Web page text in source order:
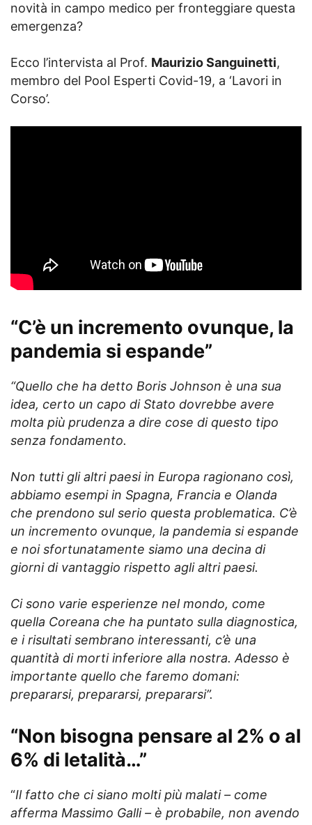
novità in campo medico per fronteggiare questa
emergenza?
Ecco l’intervista al Prof. Maurizio Sanguinetti,
membro del Pool Esperti Covid-19, a ‘Lavori in
Corso’.
“C’è un incremento ovunque, la
pandemia si espande”
“Quello che ha detto Boris Johnson è una sua
idea, certo un capo di Stato dovrebbe avere
molta più prudenza a dire cose di questo tipo
senza fondamento.
Non tutti gli altri paesi in Europa ragionano così,
abbiamo esempi in Spagna, Francia e Olanda
che prendono sul serio questa problematica. C’è
un incremento ovunque, la pandemia si espande
e noi sfortunatamente siamo una decina di
giorni di vantaggio rispetto agli altri paesi.
Ci sono varie esperienze nel mondo, come
quella Coreana che ha puntato sulla diagnostica,
e i risultati sembrano interessanti, c’è una
quantità di morti inferiore alla nostra. Adesso è
importante quello che faremo domani:
prepararsi, prepararsi, prepararsi”.
“Non bisogna pensare al 2% o al
6% di letalità…”
“Il fatto che ci siano molti più malati – come
afferma Massimo Galli – è probabile, non avendo